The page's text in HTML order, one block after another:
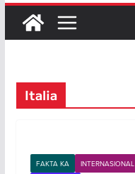
Italia
FAKTA KA INTERNASIONAL